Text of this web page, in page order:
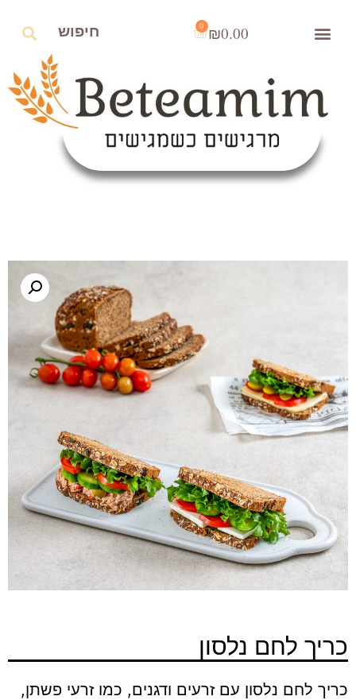
₪0.00
0
כריך לחם נלסון
כריך לחם נלסון עם זרעים ודגנים, כמו זרעי פשתן,